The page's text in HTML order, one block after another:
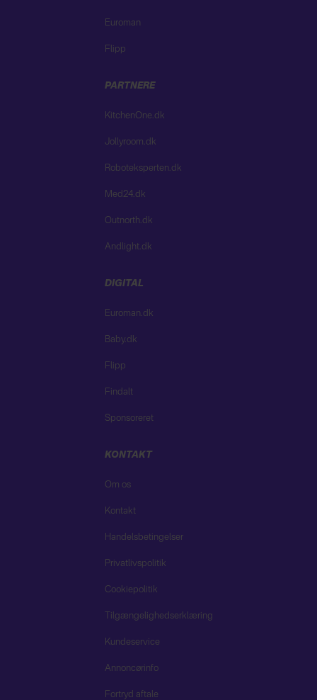
Euroman
Flipp
PARTNERE
KitchenOne.dk
Jollyroom.dk
Roboteksperten.dk
Med24.dk
Outnorth.dk
Andlight.dk
DIGITAL
Euroman.dk
Baby.dk
Flipp
Findalt
Sponsoreret
KONTAKT
Om os
Kontakt
Handelsbetingelser
Privatlivspolitik
Cookiepolitik
Tilgængelighedserklæring
Kundeservice
Annoncørinfo
Fortryd aftale